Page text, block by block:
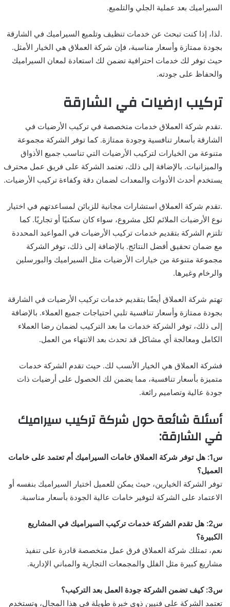
السيراميك بعد عملية الجلي والتلميع.
.لذا، إذا كنت تبحث عن خدمات تنظيف وتلميع السيراميك في الشارقة
بجودة ممتازة وأسعار مناسبة، فإن شركة العملاق هي الخيار الأمثل.
حيث توفر لك خدمات احترافية تضمن لك استعادة لمعان السيراميك
والحفاظ على جودته.
تركيب ارضيات في الشارقة
.تقدم شركة العملاق خدمات متخصصة في تركيب الأرضيات في
الشارقة بأسعار تنافسية وجودة ممتازة. كما توفر الشركة مجموعة
متنوعة من الخيارات لتركيب الأرضيات التي تناسب جميع الأذواق
والميزانيات. بالإضافة إلى ذلك، تعتمد الشركة على فريق عمل محترف
يستخدم أحدث الأدوات والمعدات لضمان دقة وكفاءة تركيب الأرضيات.
.تقدم شركة العملاق استشارات مجانية للزبائن لمساعدتهم في اختيار
نوع الأرضيات الملائم لكل مشروع، سواء كان سكنيًا أو تجاريًا. كما
تلتزم الشركة بتقديم خدمات تركيب الأرضيات في المواعيد المحددة
مع ضمان تحقيق أفضل النتائج. بالإضافة إلى ذلك، توفر الشركة
مجموعة متنوعة من خيارات الأرضيات مثل السيراميك والبورسلين
والرخام وغيرها.
تهتم شركة العملاق أيضًا بتقديم خدمات تركيب الأرضيات في الشارقة
بجودة ممتازة وأسعار تنافسية تلبي احتياجات جميع العملاء. بالإضافة
إلى ذلك، توفر الشركة خدمات ما بعد التركيب لضمان رضا العملاء
الكامل ومعالجة أي مشاكل قد تحدث بعد الانتهاء من العمل.
فشركة العملاق هي الخيار الأنسب لك. حيث تقدم الشركة خدمات
متميزة بأسعار تنافسية، مما يضمن لك الحصول على أرضيات ذات
جودة عالية وتصاميم رائعة.
أسئلة شائعة حول شركة تركيب سيراميك
في الشارقة:
س1: هل توفر شركة العملاق خامات السيراميك أم تعتمد على خامات
العميل؟
توفر الشركة الخيارين، حيث يمكن للعميل اختيار السيراميك بنفسه أو
الاعتماد على الشركة لتوفير خامات عالية الجودة بأسعار مناسبة.
س2: هل تقدم الشركة خدمات تركيب السيراميك في المشاريع
الكبيرة؟
نعم، تمتلك شركة العملاق فرق عمل متخصصة قادرة على تنفيذ
مشاريع كبيرة مثل الفلل والمجمعات التجارية والمباني الإدارية.
س3: كيف تضمن الشركة جودة العمل بعد التركيب؟
تعتمد الشركة على فنيين ذوي خبرة طويلة في هذا المجال، وتستخدم